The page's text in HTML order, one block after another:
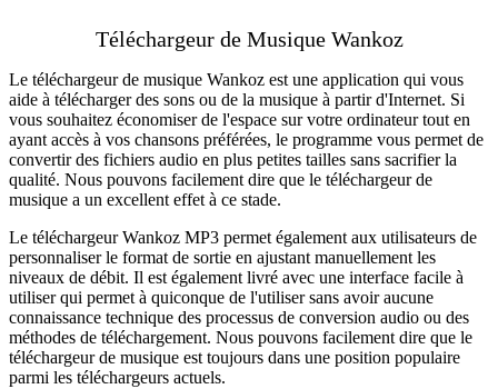
Téléchargeur de Musique Wankoz
Le téléchargeur de musique Wankoz est une application qui vous
aide à télécharger des sons ou de la musique à partir d'Internet. Si
vous souhaitez économiser de l'espace sur votre ordinateur tout en
ayant accès à vos chansons préférées, le programme vous permet de
convertir des fichiers audio en plus petites tailles sans sacrifier la
qualité. Nous pouvons facilement dire que le téléchargeur de
musique a un excellent effet à ce stade.
Le téléchargeur Wankoz MP3 permet également aux utilisateurs de
personnaliser le format de sortie en ajustant manuellement les
niveaux de débit. Il est également livré avec une interface facile à
utiliser qui permet à quiconque de l'utiliser sans avoir aucune
connaissance technique des processus de conversion audio ou des
méthodes de téléchargement. Nous pouvons facilement dire que le
téléchargeur de musique est toujours dans une position populaire
parmi les téléchargeurs actuels.